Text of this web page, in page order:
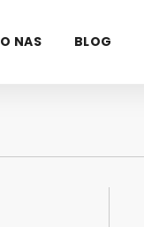
O NAS BLOG